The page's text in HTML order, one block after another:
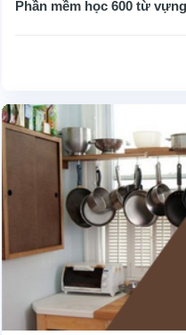
Phần mềm học 600 từ